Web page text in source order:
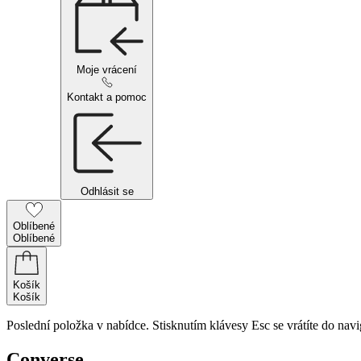
Moje vrácení
Kontakt a pomoc
Odhlásit se
Oblíbené
Oblíbené
Košík
Košík
Poslední položka v nabídce. Stisknutím klávesy Esc se vrátíte do